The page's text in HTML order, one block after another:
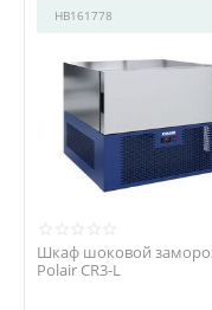
HB161778
Шкаф шоковой
Polair CR3-L